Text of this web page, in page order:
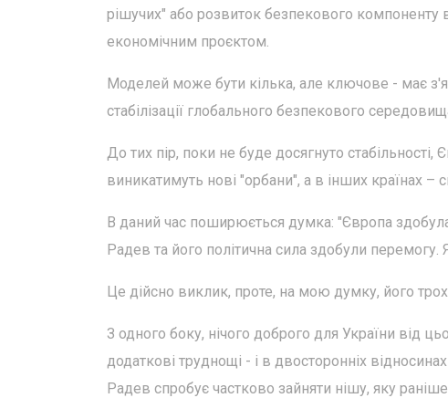
рішучих" або розвиток безпекового компоненту
економічним проєктом.
Моделей може бути кілька, але ключове - має
стабілізації глобального безпекового
До тих пір, поки не буде досягнуто
виникатимуть нові "орбани", а в інших країнах –
В даний час поширюється думка: "Європа
Радев та його політична сила здобули
Це дійсно виклик, проте, на мою думку, його
З одного боку, нічого доброго для України від
додаткові труднощі - і в двосторонніх
Радев спробує частково зайняти нішу, яку